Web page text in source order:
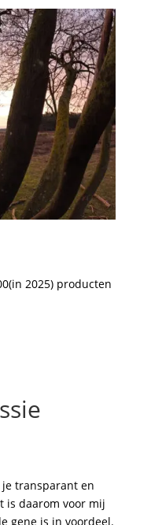
2025) producten
transparant en
is daarom voor mij
gene is in voordeel.